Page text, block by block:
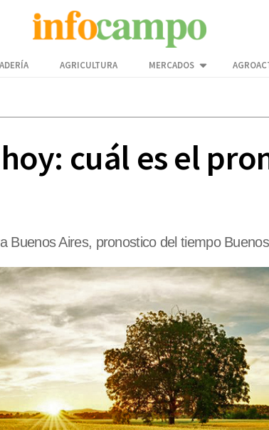
AGRICULTURA MERCADOS
cuál es el
Buenos Aires, pronostico del tiempo